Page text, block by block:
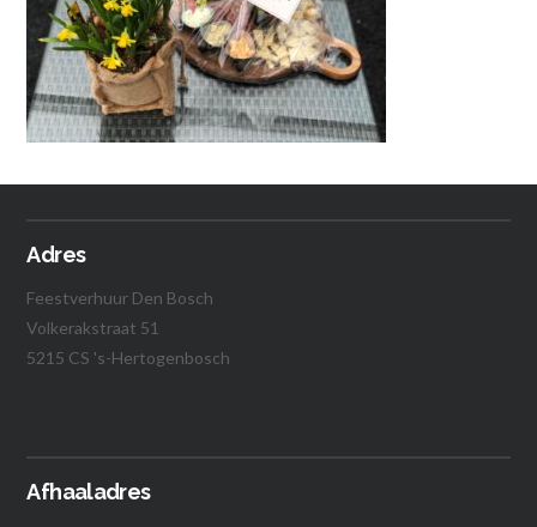
Adres
Feestverhuur Den Bosch
Volkerakstraat 51
5215 CS 's-Hertogenbosch
Afhaaladres